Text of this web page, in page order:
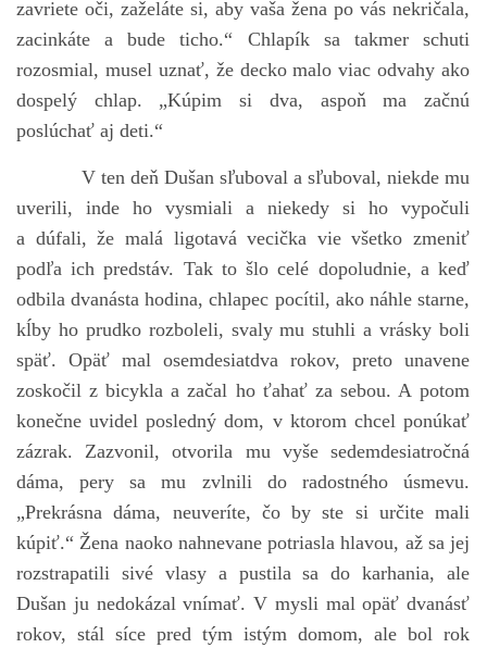
zavriete oči, zaželáte si, aby vaša žena po vás nekričala,
zacinkáte a bude ticho.“ Chlapík sa takmer schuti
rozosmial, musel uznať, že decko malo viac odvahy ako
dospelý chlap. „Kúpim si dva, aspoň ma začnú
poslúchať aj deti.“
V ten deň Dušan sľuboval a sľuboval, niekde mu
uverili, inde ho vysmiali a niekedy si ho vypočuli
a dúfali, že malá ligotavá vecička vie všetko zmeniť
podľa ich predstáv. Tak to šlo celé dopoludnie, a keď
odbila dvanásta hodina, chlapec pocítil, ako náhle starne,
kĺby ho prudko rozboleli, svaly mu stuhli a vrásky boli
späť. Opäť mal osemdesiatdva rokov, preto unavene
zoskočil z bicykla a začal ho ťahať za sebou. A potom
konečne uvidel posledný dom, v ktorom chcel ponúkať
zázrak. Zazvonil, otvorila mu vyše sedemdesiatročná
dáma, pery sa mu zvlnili do radostného úsmevu.
„Prekrásna dáma, neuveríte, čo by ste si určite mali
kúpiť.“ Žena naoko nahnevane potriasla hlavou, až sa jej
rozstrapatili sivé vlasy a pustila sa do karhania, ale
Dušan ju nedokázal vnímať. V mysli mal opäť dvanásť
rokov, stál síce pred tým istým domom, ale bol rok